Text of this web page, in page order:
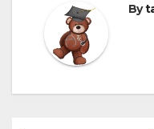
By